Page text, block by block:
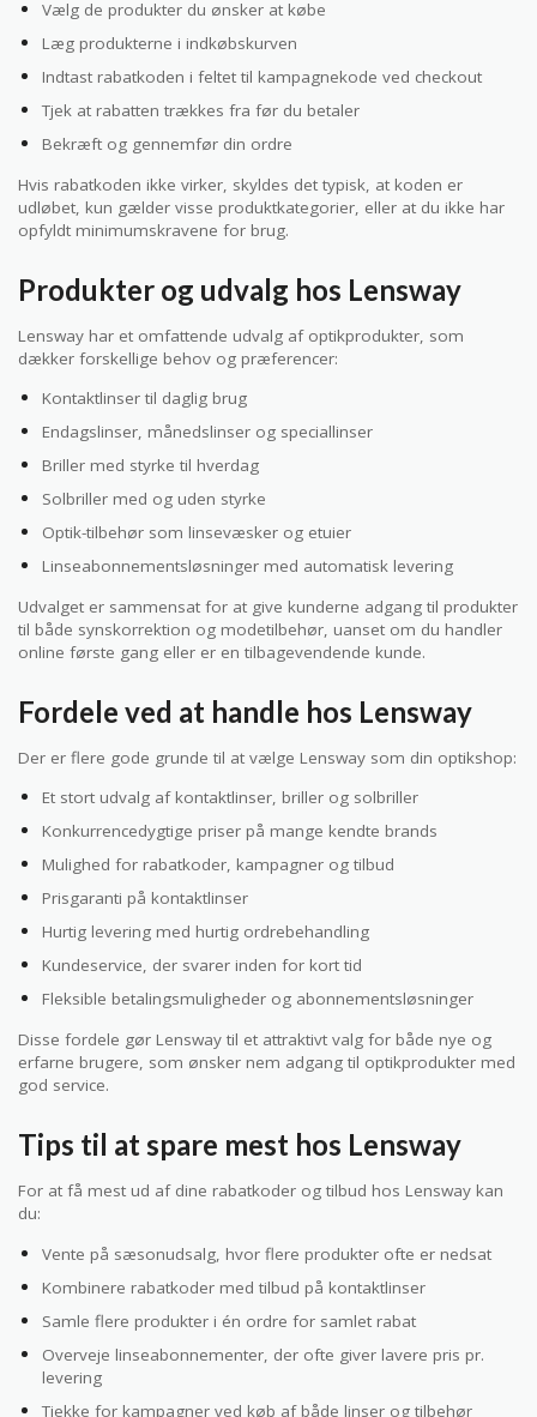
Vælg de produkter du ønsker at købe
Læg produkterne i indkøbskurven
Indtast rabatkoden i feltet til kampagnekode ved checkout
Tjek at rabatten trækkes fra før du betaler
Bekræft og gennemfør din ordre
Hvis rabatkoden ikke virker, skyldes det typisk, at koden er
udløbet, kun gælder visse produktkategorier, eller at du ikke har
opfyldt minimumskravene for brug.
Produkter og udvalg hos Lensway
Lensway har et omfattende udvalg af optikprodukter, som
dækker forskellige behov og præferencer:
Kontaktlinser til daglig brug
Endagslinser, månedslinser og speciallinser
Briller med styrke til hverdag
Solbriller med og uden styrke
Optik-tilbehør som linsevæsker og etuier
Linseabonnementsløsninger med automatisk levering
Udvalget er sammensat for at give kunderne adgang til produkter
til både synskorrektion og modetilbehør, uanset om du handler
online første gang eller er en tilbagevendende kunde.
Fordele ved at handle hos Lensway
Der er flere gode grunde til at vælge Lensway som din optikshop:
Et stort udvalg af kontaktlinser, briller og solbriller
Konkurrencedygtige priser på mange kendte brands
Mulighed for rabatkoder, kampagner og tilbud
Prisgaranti på kontaktlinser
Hurtig levering med hurtig ordrebehandling
Kundeservice, der svarer inden for kort tid
Fleksible betalingsmuligheder og abonnementsløsninger
Disse fordele gør Lensway til et attraktivt valg for både nye og
erfarne brugere, som ønsker nem adgang til optikprodukter med
god service.
Tips til at spare mest hos Lensway
For at få mest ud af dine rabatkoder og tilbud hos Lensway kan
du:
Vente på sæsonudsalg, hvor flere produkter ofte er nedsat
Kombinere rabatkoder med tilbud på kontaktlinser
Samle flere produkter i én ordre for samlet rabat
Overveje linseabonnementer, der ofte giver lavere pris pr.
levering
Tjekke for kampagner ved køb af både linser og tilbehør